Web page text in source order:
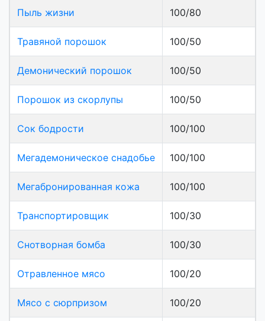
Пыль жизни 100/80
Травяной порошок 100/50
Демонический порошок 100/50
Порошок из скорлупы 100/50
Сок бодрости 100/100
Мегадемоническое снадобье 100/100
Мегабронированная кожа 100/100
Транспортировщик 100/30
Снотворная бомба 100/30
Отравленное мясо 100/20
Мясо с сюрпризом 100/20